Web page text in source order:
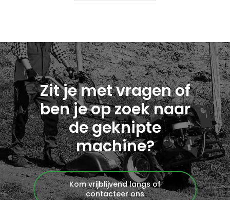
Zit je met vragen of
ben je op zoek naar
de geknipte
machine?
Kom vrijblijvend langs of
contacteer ons